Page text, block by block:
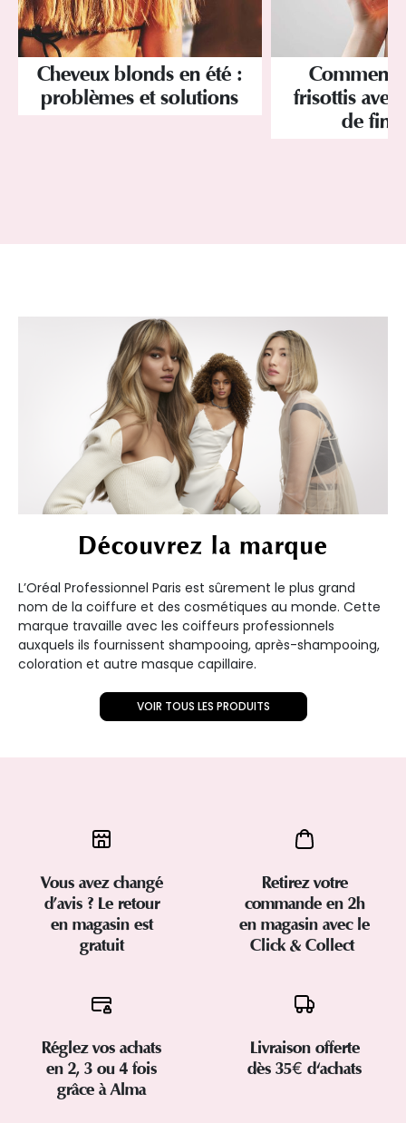
Cheveux blonds en été :
problèmes et solutions
Comment
frisottis avec
de
Découvrez la marque
L’Oréal Professionnel Paris est sûrement le plus grand
nom de la coiffure et des cosmétiques au monde. Cette
marque travaille avec les coiffeurs professionnels
auxquels ils fournissent shampooing, après-shampooing,
coloration et autre masque capillaire.
VOIR TOUS LES PRODUITS
Vous avez changé
d’avis ? Le retour
en magasin est
gratuit
Retirez votre
commande en 2h
en magasin avec le
Click & Collect
Réglez vos achats
en 2, 3 ou 4 fois
grâce à Alma
Livraison offerte
dès 35€ d'achats